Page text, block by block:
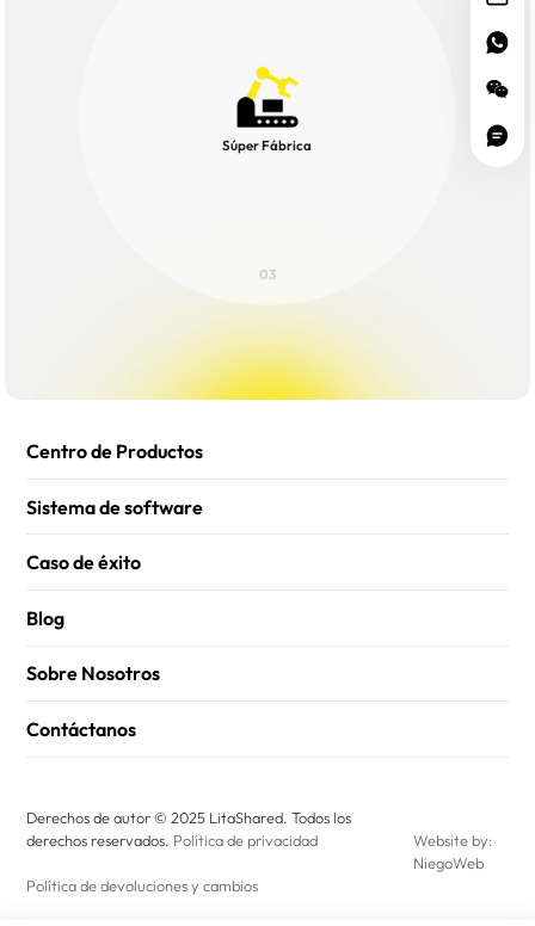
Súper Fábrica
03
Centro de Productos
Sistema de software
Caso de éxito
Blog
Sobre Nosotros
Contáctanos
Derechos de autor © 2025 LitaShared. Todos los
derechos reservados. Política de privacidad
Política de devoluciones y cambios
Website by:
NiegoWeb